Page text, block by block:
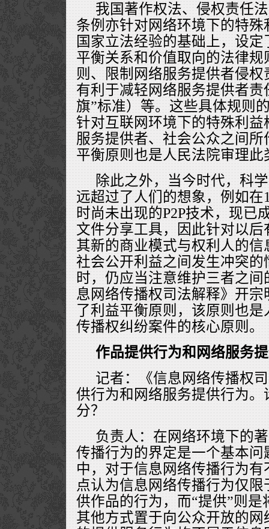
我国著作权法、侵权责任
条例亦针对网络环境下的特
国家立法经验的基础上，设
平衡关系和价值取向的法律规
则、限制网络服务提供者侵权
有利于减轻网络服务提供者责
旗”标准）等。这些具体规则
针对互联网环境下的特殊利
服务提供者、社会公众之间
平衡原则也是人民法院审理
除此之外，当今时代，科
远超过了人们的想象，例如在
时尚未出现的P2P技术，现已
文件分享工具，因此针对以
其新的商业模式与权利人的
社会公开利益之间发生冲突
时，仍应当注意维护三者之
息网络传播权司法解释》开
了利益平衡原则，该原则也
传播权纠纷案件的核心原则。
作品提供行为和网络服务
记者：《信息网络传播权
供行为和网络服务提供行为
分？
负责人：在网络环境下的
传播行为的界定是一个基本
中，对于信息网络传播行为
点认为信息网络传播行为仅
供作品的行为，而“提供”则
其他方式置于向公众开放的